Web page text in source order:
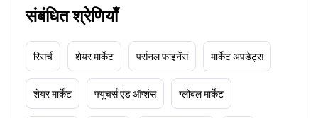
संबंधित श्रेणियाँ
रिसर्च शेयर मार्केट पर्सनल फाइनेंस मार्केट अपडेट्स
शेयर मार्केट फ्यूचर्स एंड ऑप्शंस ग्लोबल मार्केट